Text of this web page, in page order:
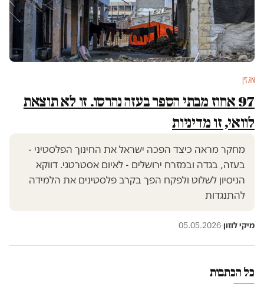
מגזין
97 אחוז מבתי הספר בעזה נהרסו. זו לא תוצאת
לוואי, זו מדיניות
מחקר מראה כיצד הפכה ישראל את החינוך הפלסטיני -
בעזה, בגדה ובמזרח ירושלים - לאיום אסטרטגי. דווקא
הניסיון לשלוט ולפקח הפך בקרב פלסטינים את הלמידה
להתנגדות
מיקי לוזון·
05.05.2026
כל הכתבות